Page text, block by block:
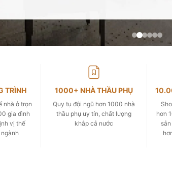
TRÌNH
nhà ở trọn
gia đình
vị thế
1000+ NHÀ THẦU PHỤ
Quy tụ đội ngũ hơn 1000 nhà
thầu phụ uy tín, chất lượng
khắp cả nước
hơn